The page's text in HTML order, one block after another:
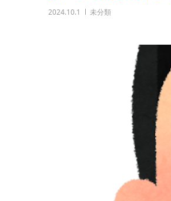
2024.10.1 未分類